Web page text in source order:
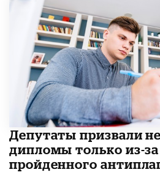
Депутаты призвали
дипломы только из-
пройденного